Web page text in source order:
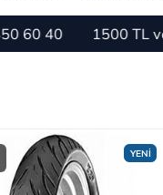
1500 TL ve Üzeri
YENİ